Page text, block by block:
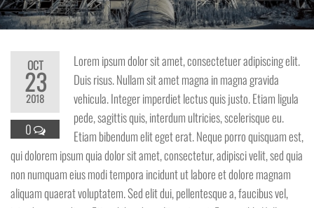
OCT
23
2018
0
Lorem ipsum dolor sit amet, consectetuer adipiscing elit.
Duis risus. Nullam sit amet magna in magna gravida
vehicula. Integer imperdiet lectus quis justo. Etiam ligula
pede, sagittis quis, interdum ultricies, scelerisque eu.
Etiam bibendum elit eget erat. Neque porro quisquam est,
qui dolorem ipsum quia dolor sit amet, consectetur, adipisci velit, sed quia
non numquam eius modi tempora incidunt ut labore et dolore magnam
aliquam quaerat voluptatem. Sed elit dui, pellentesque a, faucibus vel,